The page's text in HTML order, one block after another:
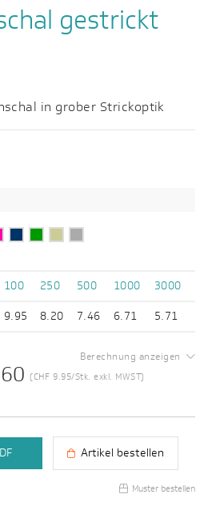
gestrickt
in grober Strickoptik
100 250 500 1000
3000
9.95 8.20 7.46 6.71 5.71
(CHF 9.95/Stk. exkl. MWST)
Berechnung anzeigen
Artikel bestellen
Muster bestellen